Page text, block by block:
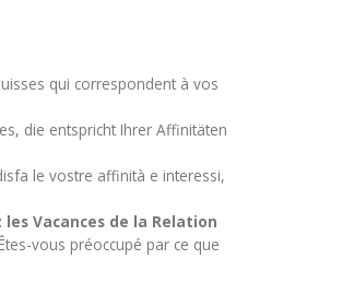
qui correspondent à vos
die entspricht Ihrer Affinitäten
le vostre affinità e interessi,
Vacances de la Relation
vous préoccupé par ce que